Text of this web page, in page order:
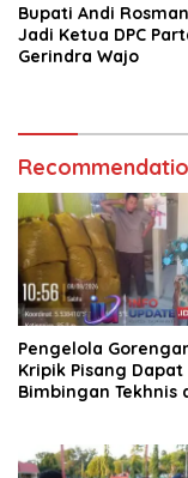
Bupati Andi
Jadi Ketua DPC
Gerindra Wajo
Pengelola
Kripik Pisang Dapat
Bimbingan Tekhnis